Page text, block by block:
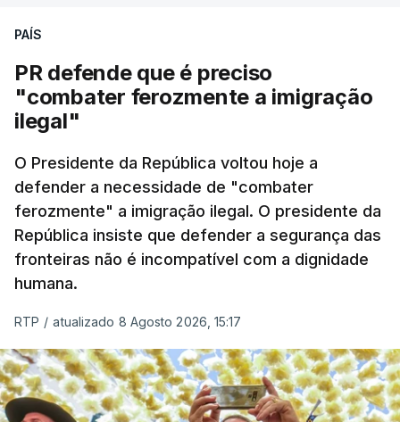
PAÍS
PR defende que é preciso
"combater ferozmente a imigração
ilegal"
O Presidente da República voltou hoje a
defender a necessidade de "combater
ferozmente" a imigração ilegal. O presidente da
República insiste que defender a segurança das
fronteiras não é incompatível com a dignidade
humana.
RTP / atualizado 8 Agosto 2026, 15:17